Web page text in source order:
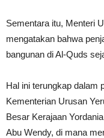
Sementara itu, Menteri
mengatakan bahwa
bangunan di Al-Quds
Hal ini terungkap dalam
Kementerian Urusan
Besar Kerajaan
Abu Wendy, di mana